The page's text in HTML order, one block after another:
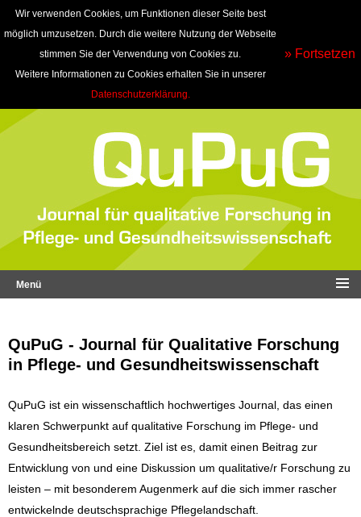
Wir verwenden Cookies, um Funktionen dieser Seite best
möglich umzusetzen. Durch die weitere Nutzung der Webseite
stimmen Sie der Verwendung von Cookies zu.
Weitere Informationen zu Cookies erhalten Sie in unserer
Datenschutzerklärung.
» Fortsetzen
Menü
QuPuG - Journal für Qualitative Forschung
in Pflege- und Gesundheitswissenschaft
QuPuG ist ein wissenschaftlich hochwertiges Journal, das einen
klaren Schwerpunkt auf qualitative Forschung im Pflege- und
Gesundheitsbereich setzt. Ziel ist es, damit einen Beitrag zur
Entwicklung von und eine Diskussion um qualitative/r Forschung zu
leisten – mit besonderem Augenmerk auf die sich immer rascher
entwickelnde deutschsprachige Pflegelandschaft.